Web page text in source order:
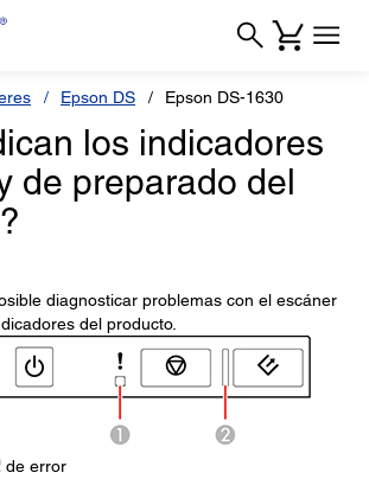
Epson DS Epson DS-1630
los indicadores
de preparado del
diagnosticar problemas con el escáner
del producto.
de error